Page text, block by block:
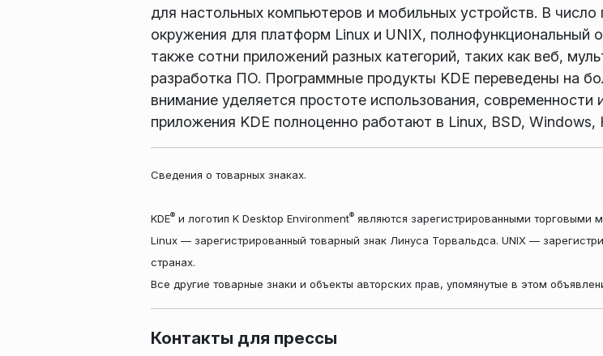
для настольных компьютеров и мобильных устройств. В
окружения для платформ Linux и UNIX, полнофункциональный
также сотни приложений разных категорий, таких как веб,
разработка ПО. Программные продукты KDE переведены на
внимание уделяется простоте использования,
приложения KDE полноценно работают в Linux, BSD, Windows,
Сведения о товарных знаках.
KDE®и логотип K Desktop Environment®являются зарегистрированными торговыми
Linux — зарегистрированный товарный знак Линуса Торвальдса. UNIX —
странах.
Все другие товарные знаки и объекты авторских прав, упомянутые в этом
Контакты для прессы